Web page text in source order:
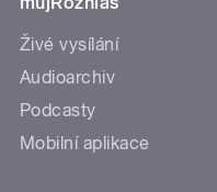
Živé vysílání
Audioarchiv
Podcasty
Mobilní aplikace